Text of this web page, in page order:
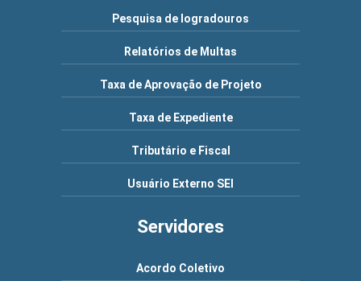
Pesquisa de logradouros
Relatórios de Multas
Taxa de Aprovação de Projeto
Taxa de Expediente
Tributário e Fiscal
Usuário Externo SEI
Servidores
Acordo Coletivo